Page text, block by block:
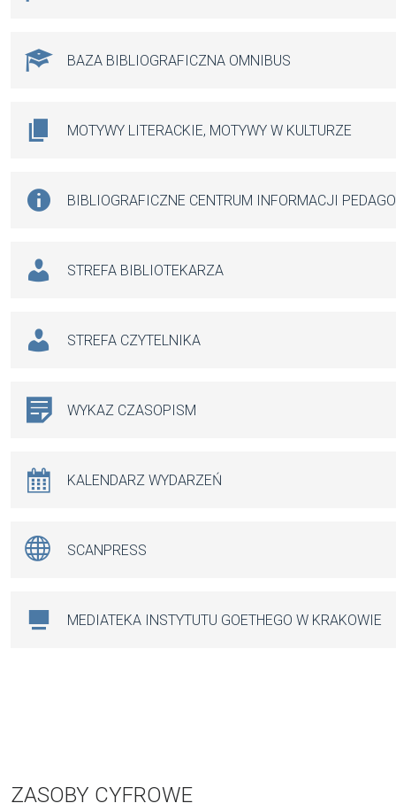
BAZA BIBLIOGRAFICZNA OMNIBUS
MOTYWY LITERACKIE, MOTYWY W KULTURZE
BIBLIOGRAFICZNE CENTRUM INFORMACJI
STREFA BIBLIOTEKARZA
STREFA CZYTELNIKA
WYKAZ CZASOPISM
KALENDARZ WYDARZEŃ
SCANPRESS
MEDIATEKA INSTYTUTU GOETHEGO W KRAKOWIE
ZASOBY CYFROWE